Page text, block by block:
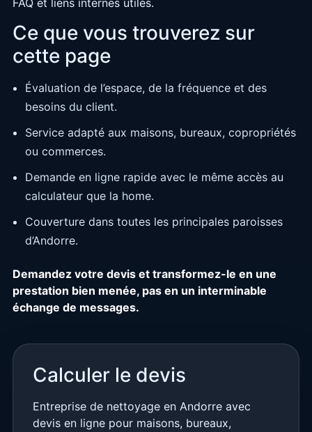
FAQ et liens internes utiles.
Ce que vous trouverez sur
cette page
Évaluation de l’espace, de la fréquence et des
besoins du client.
Service adapté aux maisons, bureaux, copropriétés
ou commerces.
Demande en ligne rapide avec le même accès au
calculateur que la home.
Couverture dans toutes les principales paroisses
d’Andorre.
Demandez votre devis et transformez-le en une
prestation bien menée, pas en un interminable
échange de messages.
Calculer le devis
Entreprise de nettoyage en Andorre avec
devis en ligne pour maisons, bureaux,